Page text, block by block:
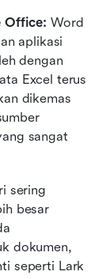
Office: Word
aplikasi
dengan
Excel terus
dikemas
sangat
sering
besar
dokumen,
seperti Lark